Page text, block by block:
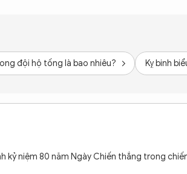
đội hộ tống là bao nhiêu? Kỵ binh
kỷ niệm 80 năm Ngày Chiến thắng trong